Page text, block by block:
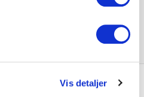
Vis detaljer
modeller ved at klikke på
i menu linjen.